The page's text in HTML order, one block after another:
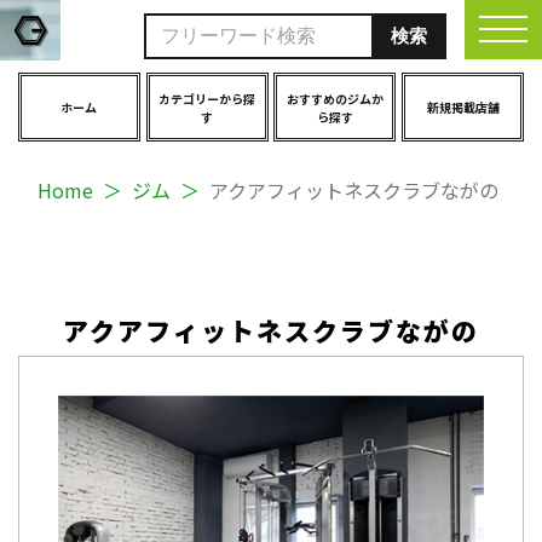
ホーム
カテゴリーから探
す
おすすめのジムか
ら探す
新規掲載店舗
Home ジム アクアフィットネスクラブながの
アクアフィットネスクラブながの